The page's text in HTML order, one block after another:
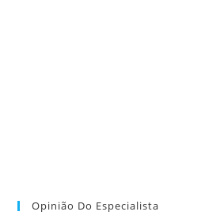
Opinião Do Especialista